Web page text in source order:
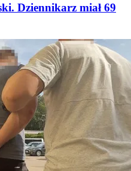
Dziennikarz miał 69